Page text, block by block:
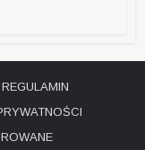
REGULAMIN